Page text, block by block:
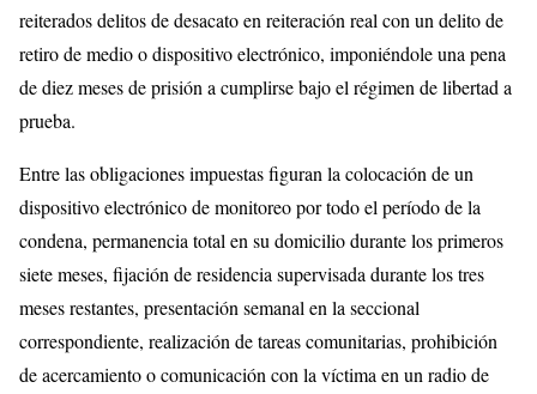
reiterados delitos de desacato en reiteración real con un delito de
retiro de medio o dispositivo electrónico, imponiéndole una pena
de diez meses de prisión a cumplirse bajo el régimen de libertad a
prueba.
Entre las obligaciones impuestas figuran la colocación de un
dispositivo electrónico de monitoreo por todo el período de la
condena, permanencia total en su domicilio durante los primeros
siete meses, fijación de residencia supervisada durante los tres
meses restantes, presentación semanal en la seccional
correspondiente, realización de tareas comunitarias, prohibición
de acercamiento o comunicación con la víctima en un radio de